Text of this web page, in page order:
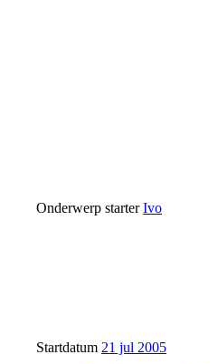
Onderwerp starter Ivo
Startdatum 21 jul 2005